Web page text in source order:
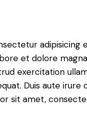
adipisicing
et dolore magna
exercitation
Duis aute irure
sit amet,